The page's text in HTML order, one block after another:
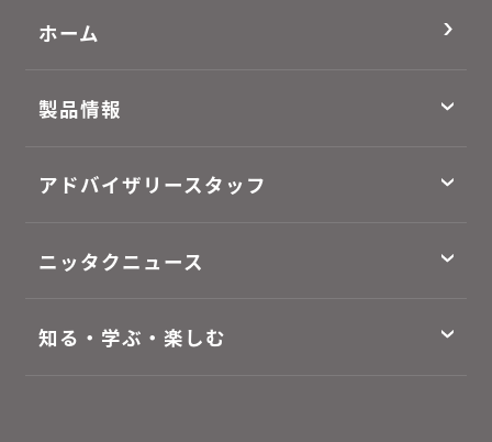
ホーム
製品情報
アドバイザリースタッフ
ニッタクニュース
知る・学ぶ・楽しむ